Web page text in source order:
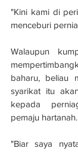
"Kini kami di
menceburi
Walaupun
baharu, beliau
syarikat itu
kepada
pemaju hartanah.
"Biar saya